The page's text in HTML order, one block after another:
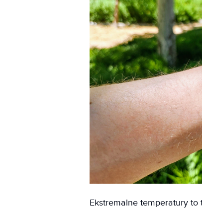
Ekstremalne temperatury to